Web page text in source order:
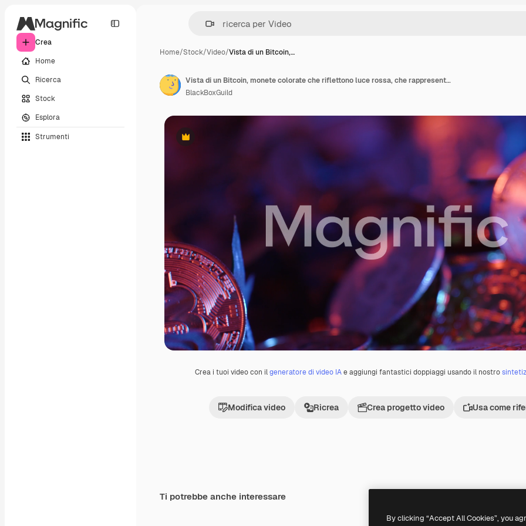
Crea
Home
Ricerca
Stock
Esplora
Strumenti
Home/Stock/Video/Vista di un Bitcoin,…
Premium
Crea i tuoi video con ilgeneratore di video IAe aggiungi fantastici doppiaggi usando il nostro
Modifica video Ricrea Crea progetto video Usa come
Vista di un Bitcoin, monete colorate che riflettono luce rossa, che rappresentano la natura vibrante e in continua evoluzione delle criptovalute e dell'economia digitale
BlackBoxGuild
Ti potrebbe anche interessare
By clicking “Accept All Cookies”, you